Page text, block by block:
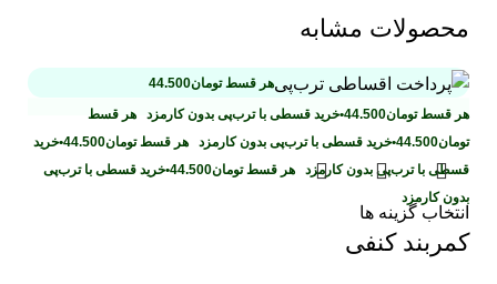
محصولات مشابه
هر قسطتومان44.500
هر قسطتومان44.500
•خرید قسطی با ترب‌پی بدون کارمزد هر قسط
تومان44.500
•خرید قسطی با ترب‌پی بدون کارمزد هر قسطتومان44.500
•خرید
قسطی با ترب‌پی بدون کارمزد هر قسطتومان44.500
•خرید قسطی با ترب‌پی
بدون کارمزد
انتخاب گزینه ها
کمربند کنفی